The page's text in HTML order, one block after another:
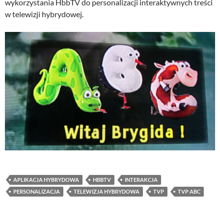
wykorzystania HbbTV do personalizacji interaktywnych treści
w telewizji hybrydowej.
APLIKACJA HYBRYDOWA HBBTV
INTERAKCJA
PERSONALIZACJA
TELEWIZJA HYBRYDOWA TVP TVP ABC